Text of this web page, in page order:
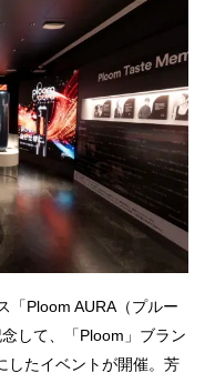
「Ploom AURA（プルー
して、「Ploom」ブラン
したイベントが開催。芳